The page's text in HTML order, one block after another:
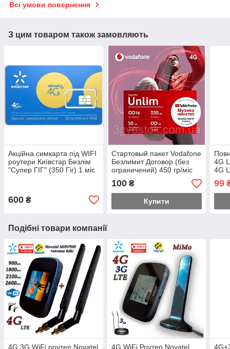
Всі умови повернення
З цим товаром також замовляють
Акційна симкарта під WIFI
роутери Київстар Безлім
"Супер ГІГ" (350 Гіг) 1 міс
600 ₴
Стартовый пакет Vodafone
Безлимит Договор (без
ограничений) 450 гр/міс
100₴
Купити
4G
4G
99
Подібні товари компанії
4G 3G WiFi роутер Novatel
4G WiFi Роутер Novatel